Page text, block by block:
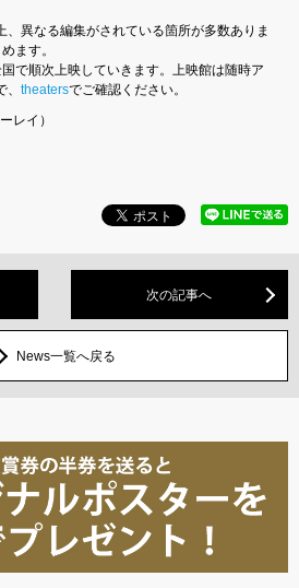
、異なる編集がされている箇所が多数ありま
ます。
で順次上映していきます。上映館は随時ア
theatersでご確認ください。
レイ）
次の記事へ
News一覧へ戻る